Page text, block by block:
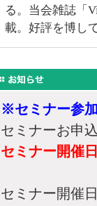
る。当会雑誌「
載。好評を博し
※セミナー参
セミナーお申
セミナー開催
セミナー開催